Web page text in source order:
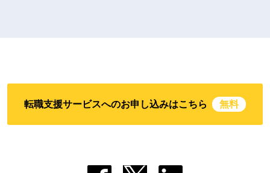
転職支援サービスへのお申し込みはこちら 無料